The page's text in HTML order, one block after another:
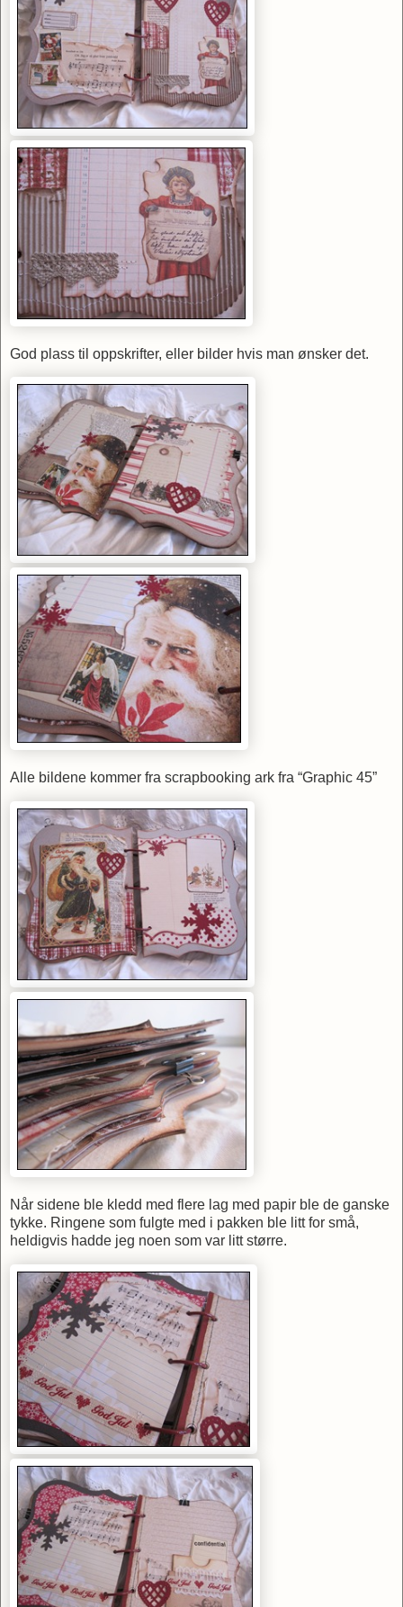
God plass til oppskrifter, eller bilder hvis man ønsker det.
Alle bildene kommer fra scrapbooking ark fra “Graphic 45”
Når sidene ble kledd med flere lag med papir ble de ganske
tykke. Ringene som fulgte med i pakken ble litt for små,
heldigvis hadde jeg noen som var litt større.